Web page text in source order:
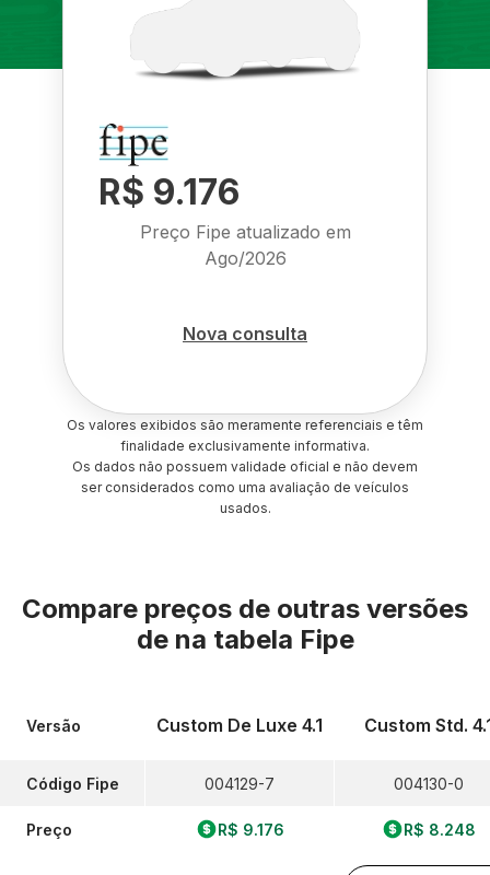
R$ 9.176
Preço Fipe atualizado em
Ago/2026
Nova consulta
Os valores exibidos são meramente referenciais e têm
finalidade exclusivamente informativa.
Os dados não possuem validade oficial e não devem
ser considerados como uma avaliação de veículos
usados.
Compare preços de outras versões
de na tabela Fipe
Versão
Código Fipe
Preço
Custom De Luxe 4.1
004129-7
R$ 9.176
Custom Std.
004130-0
R$ 8.248